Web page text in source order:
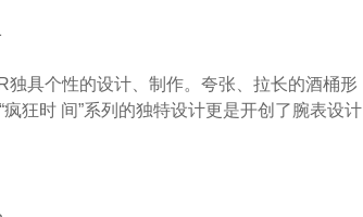
具个性的设计、制作。夸张、拉长的酒桶形
狂时 间”系列的独特设计更是开创了腕表设计